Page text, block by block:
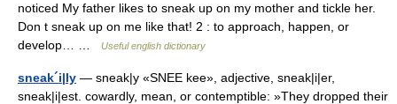
noticed My father likes to sneak up on my mother and tickle her.
Don t sneak up on me like that! 2 : to approach, happen, or
develop… …
Useful english dictionary
sneak´i|ly — sneak|y «SNEE kee», adjective, sneak|i|er,
sneak|i|est. cowardly, mean, or contemptible: »They dropped their